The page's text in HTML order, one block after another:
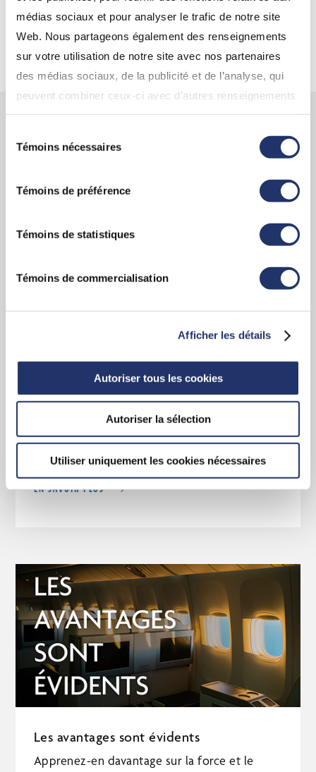
médias sociaux et pour analyser le trafic de notre site
Web. Nous partageons également des renseignements
sur votre utilisation de notre site avec nos partenaires
des médias sociaux, de la publicité et de l’analyse, qui
peuvent combiner ceux-ci avec d’autres renseignements
que vous leur avez fournis ou qu’ils ont collectés lors de
votre utilisation de leurs services. En continuant d’utiliser
notre site Web, vous consentez à l’utilisation de nos
référez à la section « Modalités de tous les sites Web
».
Témoins nécessaires
Témoins de préférence
Témoins de statistiques
Témoins de commercialisation
Afficher les détails
Autoriser tous les cookies
Autoriser la sélection
Utiliser uniquement les cookies nécessaires
meilleur choix?
Apprenez-en davantage sur
l’avantage Assante CI
Pourquoi choisir un conseiller Assante
qu’assante a à vous offrir.
EN SAVOIR PLUS
Les avantages sont évidents
Apprenez-en davantage sur la force et le